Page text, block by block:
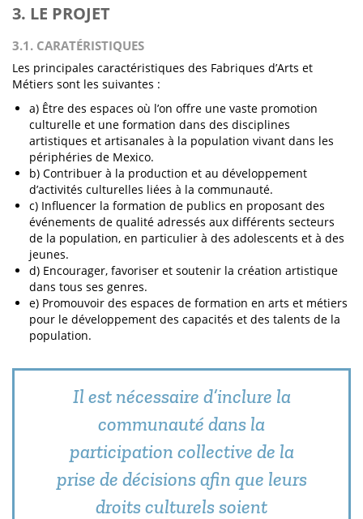
3. LE PROJET
3.1. CARATÉRISTIQUES
Les principales caractéristiques des Fabriques d’Arts et
Métiers sont les suivantes :
a) Être des espaces où l’on offre une vaste promotion
culturelle et une formation dans des disciplines
artistiques et artisanales à la population vivant dans les
périphéries de Mexico.
b) Contribuer à la production et au développement
d’activités culturelles liées à la communauté.
c) Influencer la formation de publics en proposant des
événements de qualité adressés aux différents secteurs
de la population, en particulier à des adolescents et à des
jeunes.
d) Encourager, favoriser et soutenir la création artistique
dans tous ses genres.
e) Promouvoir des espaces de formation en arts et métiers
pour le développement des capacités et des talents de la
population.
Il est nécessaire d’inclure la
communauté dans la
participation collective de la
prise de décisions afin que leurs
droits culturels soient